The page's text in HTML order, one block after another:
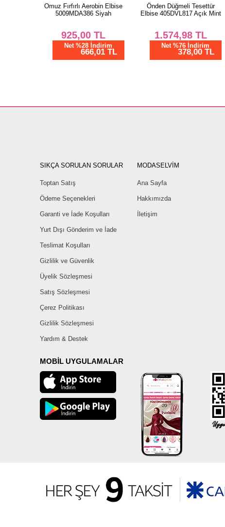
Önden Düğmeli Tesettür
Elbise 405DVL817 Açık Mint
1.574,98TL
Net %76 İndirim
378,00 TL
Beli Bağlamalı Elbise
16162BSK984-M Kahve
1.990,78TL
Net %76 İndirim
477,79 TL
SIKÇA SORULAN SORULAR
Toptan Satış
Ödeme Seçenekleri
Garanti ve İade Koşulları
Yurt Dışı Gönderim ve İade
Teslimat Koşulları
Gizlilik ve Güvenlik
Üyelik Sözleşmesi
Satış Sözleşmesi
Çerez Politikası
Gizlilik Sözleşmesi
Yardım & Destek
MODASELVİM
Ana Sayfa
Hakkımızda
İletişim
MOBİL UYGULAMALAR